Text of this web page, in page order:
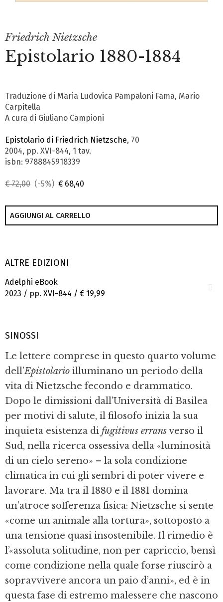
Friedrich Nietzsche
Epistolario 1880-1884
Traduzione di Maria Ludovica Pampaloni Fama, Mario
Carpitella
A cura di Giuliano Campioni
Epistolario di Friedrich Nietzsche, 70
2004, pp. XVI-844, 1 tav.
isbn: 9788845918339
€ 72,00 (-5%) € 68,40
AGGIUNGI AL CARRELLO
ALTRE EDIZIONI
Adelphi eBook
2023 / pp. XVI-844 / € 19,99
SINOSSI
Le lettere comprese in questo quarto volume
dell’Epistolario illuminano un periodo della
vita di Nietzsche fecondo e drammatico.
Dopo le dimissioni dall’Università di Basilea
per motivi di salute, il filosofo inizia la sua
inquieta esistenza di fugitivus erransverso il
Sud, nella ricerca ossessiva della «luminosità
di un cielo sereno» – la sola condizione
climatica in cui gli sembri di poter vivere e
lavorare. Ma tra il 1880 e il 1881 domina
un’atroce sofferenza fisica: Nietzsche si sente
«come un animale alla tortura», sottoposto a
una tensione quasi insostenibile. Il rimedio è
l’«assoluta solitudine, non per capriccio, bensì
come condizione nella quale forse riuscirò a
sopravvivere ancora un paio d’anni», ed è in
questa fase di estremo malessere che nascono